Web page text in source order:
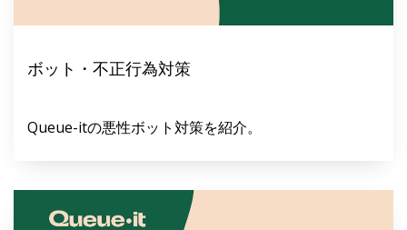
ボット・不正行為対策
Queue-itの悪性ボット対策を紹介。